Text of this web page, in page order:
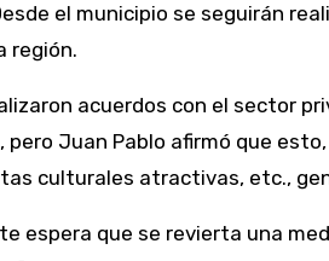
el municipio se seguirán
región.
acuerdos con el sector
Juan Pablo afirmó que
culturales atractivas, etc.,
espera que se revierta una